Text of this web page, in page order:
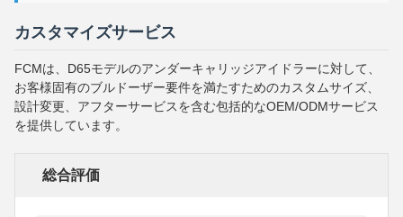
カスタマイズサービス
FCMは、D65モデルのアンダーキャリッジアイドラーに対して、
お客様固有のブルドーザー要件を満たすためのカスタムサイズ、
設計変更、アフターサービスを含む包括的なOEM/ODMサービス
を提供しています。
総合評価